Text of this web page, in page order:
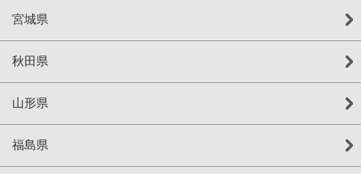
宮城県
秋田県
山形県
福島県